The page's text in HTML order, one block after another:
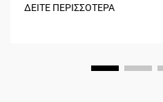
ΔΕΙΤΕ ΠΕΡΙΣΣΟΤΕΡΑ